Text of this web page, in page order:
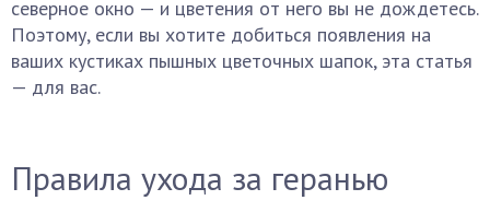
северное окно — и цветения от него вы не дождетесь.
Поэтому, если вы хотите добиться появления на
ваших кустиках пышных цветочных шапок, эта статья
— для вас.
Правила ухода за геранью